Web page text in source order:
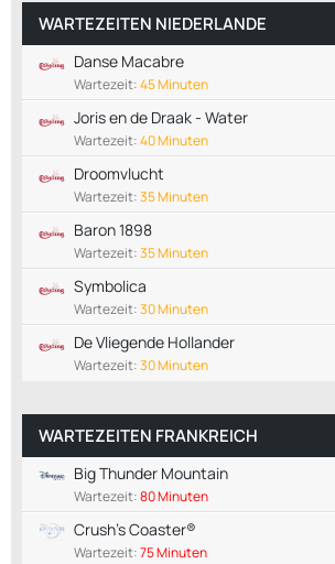
WARTEZEITEN NIEDERLANDE
Danse Macabre
Wartezeit:45 Minuten
Joris en de Draak - Water
Wartezeit:40 Minuten
Droomvlucht
Wartezeit:35 Minuten
Baron 1898
Wartezeit:35 Minuten
Symbolica
Wartezeit:30 Minuten
De Vliegende Hollander
Wartezeit:30 Minuten
WARTEZEITEN FRANKREICH
Big Thunder Mountain
Wartezeit:80 Minuten
Crush's Coaster®
Wartezeit:75 Minuten